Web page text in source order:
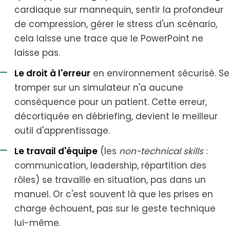
cardiaque sur mannequin, sentir la profondeur
de compression, gérer le stress d'un scénario,
cela laisse une trace que le PowerPoint ne
laisse pas.
Le droit à l'erreur en environnement sécurisé. Se
tromper sur un simulateur n'a aucune
conséquence pour un patient. Cette erreur,
décortiquée en débriefing, devient le meilleur
outil d'apprentissage.
Le travail d'équipe (les non-technical skills:
communication, leadership, répartition des
rôles) se travaille en situation, pas dans un
manuel. Or c'est souvent là que les prises en
charge échouent, pas sur le geste technique
lui-même.